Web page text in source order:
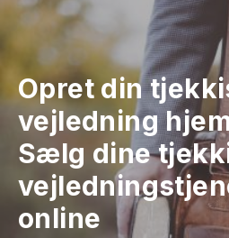
Opret din
vejledning
Sælg dine
online